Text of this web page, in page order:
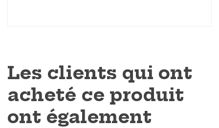
Les clients qui ont
acheté ce produit
ont également